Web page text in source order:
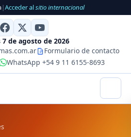
|Acceder alsitio internacional
7 de agosto de 2026
Formulario de contacto
WhatsApp +54 9 11 6155-8693